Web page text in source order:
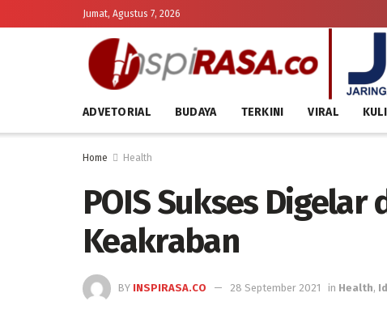
Jumat, Agustus 7, 2026
ADVETORIAL BUDAYA TERKINI VIRAL
Home Health
POIS Sukses Digelar
Keakraban
BY INSPIRASA.CO 28 September 2021 in Health,